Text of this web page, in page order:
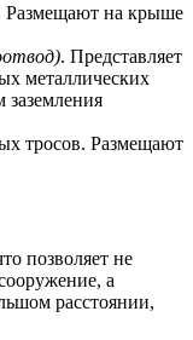
Размещают на крыше
. Представляет
металлических
заземления
тросов. Размещают
позволяет не
а
расстоянии,